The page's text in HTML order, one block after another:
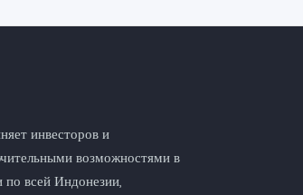
инвесторов и
возможностями в
всей Индонезии,